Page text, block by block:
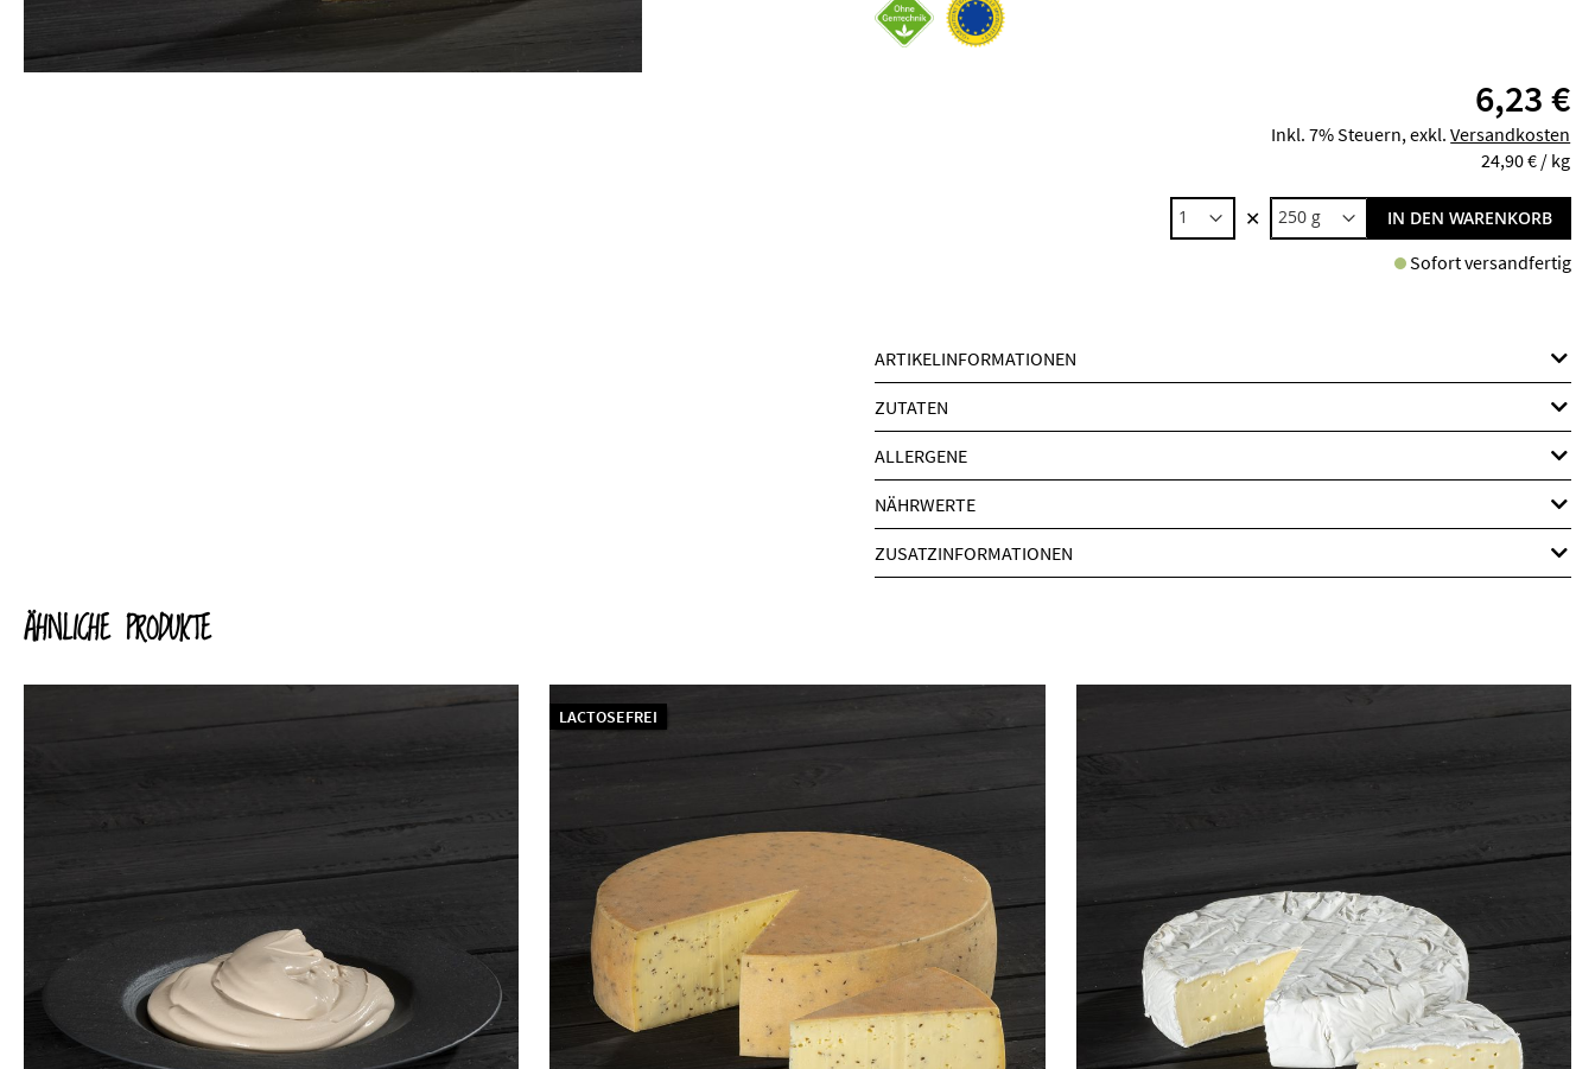
6,23 €
Inkl. 7% Steuern,exkl.Versandkosten
24,90 € / kg
✕ IN DEN WARENKORB
Sofort versandfertig
ARTIKELINFORMATIONEN
ZUTATEN
ALLERGENE
NÄHRWERTE
ZUSATZINFORMATIONEN
ÄHNLICHE PRODUKTE
LACTOSEFREI